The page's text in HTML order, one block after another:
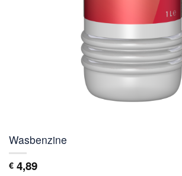
Wasbenzine
€ 4,89